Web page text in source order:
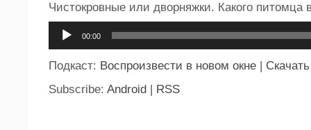
Чистокровные или дворняжки. Какого питомца
00:00
Подкаст: Воспроизвести в новом окне
Скачать
Subscribe: Android RSS